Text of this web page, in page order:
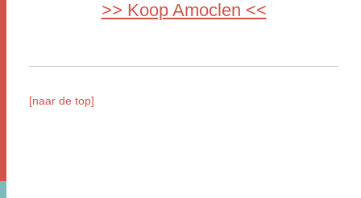
>> Koop Amoclen <<
[naar de top]